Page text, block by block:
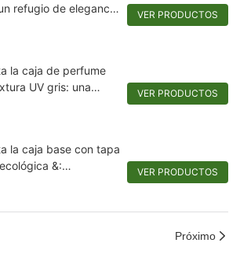
refugio de elegancia
VER PRODUCTOS
la caja de perfume
UV gris: una
VER PRODUCTOS
la caja base con tapa
&:
VER PRODUCTOS
Próximo